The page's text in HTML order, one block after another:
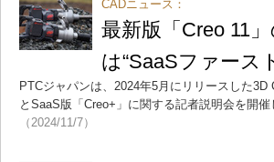
CADニュース：
最新版「Creo 11
は“SaaSファース
PTCジャパンは、2024年5月にリリースした
とSaaS版「Creo+」に関する記者説明会を開
（2024/11/7）